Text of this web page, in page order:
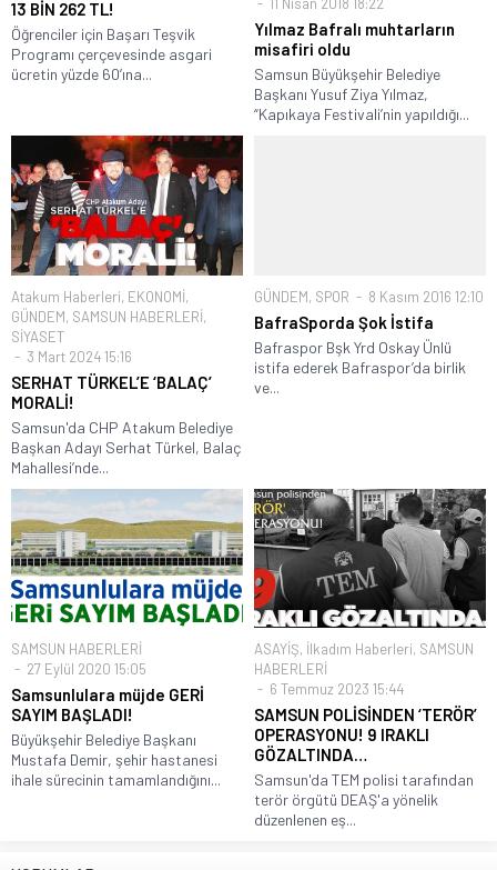
13 BİN 262 TL!
Öğrenciler için Başarı Teşvik
Programı çerçevesinde asgari
ücretin yüzde 60’ına...
Yılmaz Bafralı muhtarların
misafiri oldu
Samsun Büyükşehir Belediye
Başkanı Yusuf Ziya Yılmaz,
“Kapıkaya Festivali’nin yapıldığı...
Atakum Haberleri, EKONOMİ,
GÜNDEM, SAMSUN HABERLERİ,
SİYASET
3 Mart 2024 15:16
SERHAT TÜRKEL’E ‘BALAÇ’
MORALİ!
Samsun'da CHP Atakum Belediye
Başkan Adayı Serhat Türkel, Balaç
Mahallesi’nde...
GÜNDEM, SPOR 8 Kasım 2016 12:10
BafraSporda Şok İstifa
Bafraspor Bşk Yrd Oskay Ünlü
istifa ederek Bafraspor’da birlik
ve...
SAMSUN HABERLERİ
27 Eylül 2020 15:05
Samsunlulara müjde GERİ
SAYIM BAŞLADI!
Büyükşehir Belediye Başkanı
Mustafa Demir, şehir hastanesi
ihale sürecinin tamamlandığını...
ASAYİŞ, İlkadım Haberleri, SAMSUN
HABERLERİ
6 Temmuz 2023 15:44
SAMSUN POLİSİNDEN ‘TERÖR’
OPERASYONU! 9 IRAKLI
GÖZALTINDA…
Samsun'da TEM polisi tarafından
terör örgütü DEAŞ'a yönelik
düzenlenen eş...